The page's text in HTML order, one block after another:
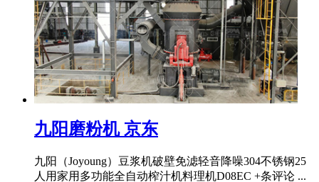
九阳磨粉机 京东
九阳（Joyoung）豆浆机破壁免滤轻音降噪304不锈钢25
人用家用多功能全自动榨汁机料理机D08EC +条评论 ...